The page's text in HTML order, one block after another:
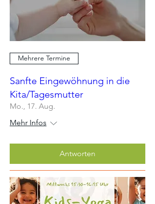
Mehrere Termine
Sanfte Eingewöhnung in die
Kita/Tagesmutter
Mo., 17. Aug.
Mehr Infos
Antworten